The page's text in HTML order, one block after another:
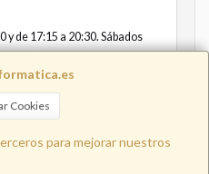
Cookies
para mejorar nuestros
y de 17:15 a 20:30. Sábados
625